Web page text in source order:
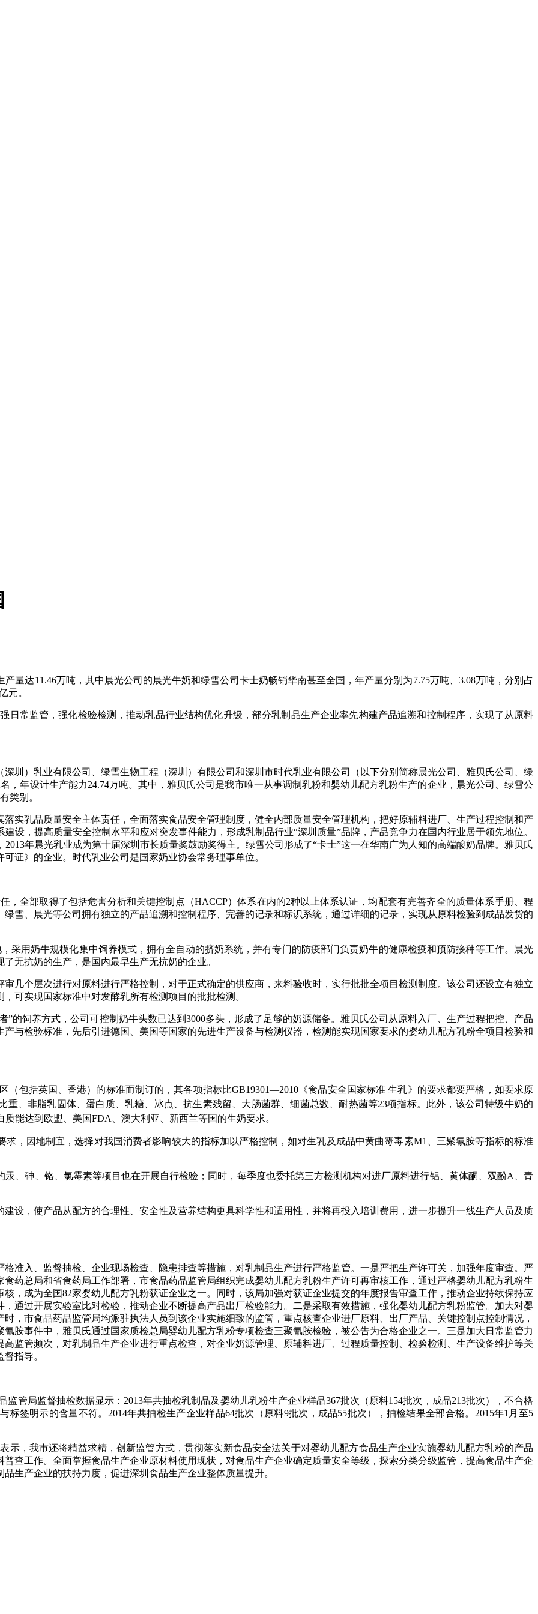
产量达11.46万吨，其中晨光公司的晨光牛奶和绿雪公司卡士奶畅销华南甚至全国，年产量分别为7.75万吨、 3.08万吨，分别占
元。
常监管，强化检验检测，推动乳品行业结构优化升级，部分乳制品生产企业率先构建产品追溯和控制程序，实现了从原料
圳）乳业有限公司、绿雪生物工程（深圳）有限公司和深圳市时代乳业有限公司（以下分别简称晨光公司、雅贝氏公司、绿
名，年设计生产能力24.74万吨。其中，雅贝氏公司是我市唯一从事调制乳粉和婴幼儿配方乳粉生产的企业，晨光公司、绿雪公
类别。
实乳品质量安全主体责任，全面落实食品安全管理制度，健全内部质量安全管理机构，把好原辅料进厂、生产过程控制和产
设，提高质量安全控制水平和应对突发事件能力，形成乳制品行业“深圳质量”品牌，产品竞争力在国内行业居于领先地位。
2013年晨光乳业成为第十届深圳市长质量奖鼓励奖得主。绿雪公司形成了“卡士”这一在华南广为人知的高端酸奶品牌。雅贝氏
证》的企业。时代乳业公司是国家奶业协会常务理事单位。
，全部取得了包括危害分析和关键控制点（HACCP）体系在内的2种以上体系认证，均配套有完善齐全的质量体系手册、程
雪、晨光等公司拥有独立的产品追溯和控制程序、完善的记录和标识系统，通过详细的记录，实现从原料检验到成品发货的
采用奶牛规模化集中饲养模式，拥有全自动的挤奶系统，并有专门的防疫部门负责奶牛的健康检疫和预防接种等工作。晨光
了无抗奶的生产，是国内最早生产无抗奶的企业。
几个层次进行对原料进行严格控制，对于正式确定的供应商，来料验收时，实行批批全项目检测制度。该公司还设立有独立
可实现国家标准中对发酵乳所有检测项目的批批检测。
”的饲养方式，公司可控制奶牛头数已达到3000多头，形成了足够的奶源储备。雅贝氏公司从原料入厂、生产过程把控、产品
与检验标准，先后引进德国、美国等国家的先进生产设备与检测仪器，检测能实现国家要求的婴幼儿配方乳粉全项目检验和
（包括英国、香港）的标准而制订的，其各项指标比GB19301—2010 《食品安全国家标准 生乳》的要求都要严格，如要求原
重、非脂乳固体、蛋白质、乳糖、冰点、抗生素残留、大肠菌群、细菌总数、耐热菌等23项指标。此外，该公司特级牛奶的
质能达到欧盟、美国FDA 、澳大利亚、新西兰等国的生奶要求。
，因地制宜，选择对我国消费者影响较大的指标加以严格控制，如对生乳及成品中黄曲霉毒素M1
、三聚氰胺等指标的标准
、砷、铬、氯霉素等项目也在开展自行检验；同时，每季度也委托第三方检测机构对进厂原料进行铝、黄体酮、双酚A
、青
设，使产品从配方的合理性、安全性及营养结构更具科学性和适用性，并将再投入培训费用，进一步提升一线生产人员及质
准入、监督抽检、企业现场检查、隐患排查等措施，对乳制品生产进行严格监管。一是严把生产许可关，加强年度审查。严
食药总局和省食药局工作部署，市食品药品监管局组织完成婴幼儿配方乳粉生产许可再审核工作，通过严格婴幼儿配方乳粉生
核，成为全国82家婴幼儿配方乳粉获证企业之一。同时，该局加强对获证企业提交的年度报告审查工作，推动企业持续保持应
通过开展实验室比对检验，推动企业不断提高产品出厂检验能力。二是采取有效措施，强化婴幼儿配方乳粉监管。加大对婴
，市食品药品监管局均派驻执法人员到该企业实施细致的监管，重点核查企业进厂原料、出厂产品、关键控制点控制情况，
氰胺事件中，雅贝氏通过国家质检总局婴幼儿配方乳粉专项检查三聚氰胺检验，被公告为合格企业之一。三是加大日常监管力
监管频次，对乳制品生产企业进行重点检查，对企业奶源管理、原辅料进厂、过程质量控制、检验检测、生产设备维护等关
指导。
监管局监督抽检数据显示： 2013年共抽检乳制品及婴幼儿乳粉生产企业样品367批次（原料154批次，成品213批次），不合格
标签明示的含量不符。 2014年共抽检生产企业样品64批次（原料9批次，成品55批次），抽检结果全部合格。 2015年1 月至5
，我市还将精益求精，创新监管方式，贯彻落实新食品安全法关于对婴幼儿配方食品生产企业实施婴幼儿配方乳粉的产品
查工作。全面掌握食品生产企业原材料使用现状，对食品生产企业确定质量安全等级，探索分类分级监管，提高食品生产企
生产企业的扶持力度，促进深圳食品生产企业整体质量提升。